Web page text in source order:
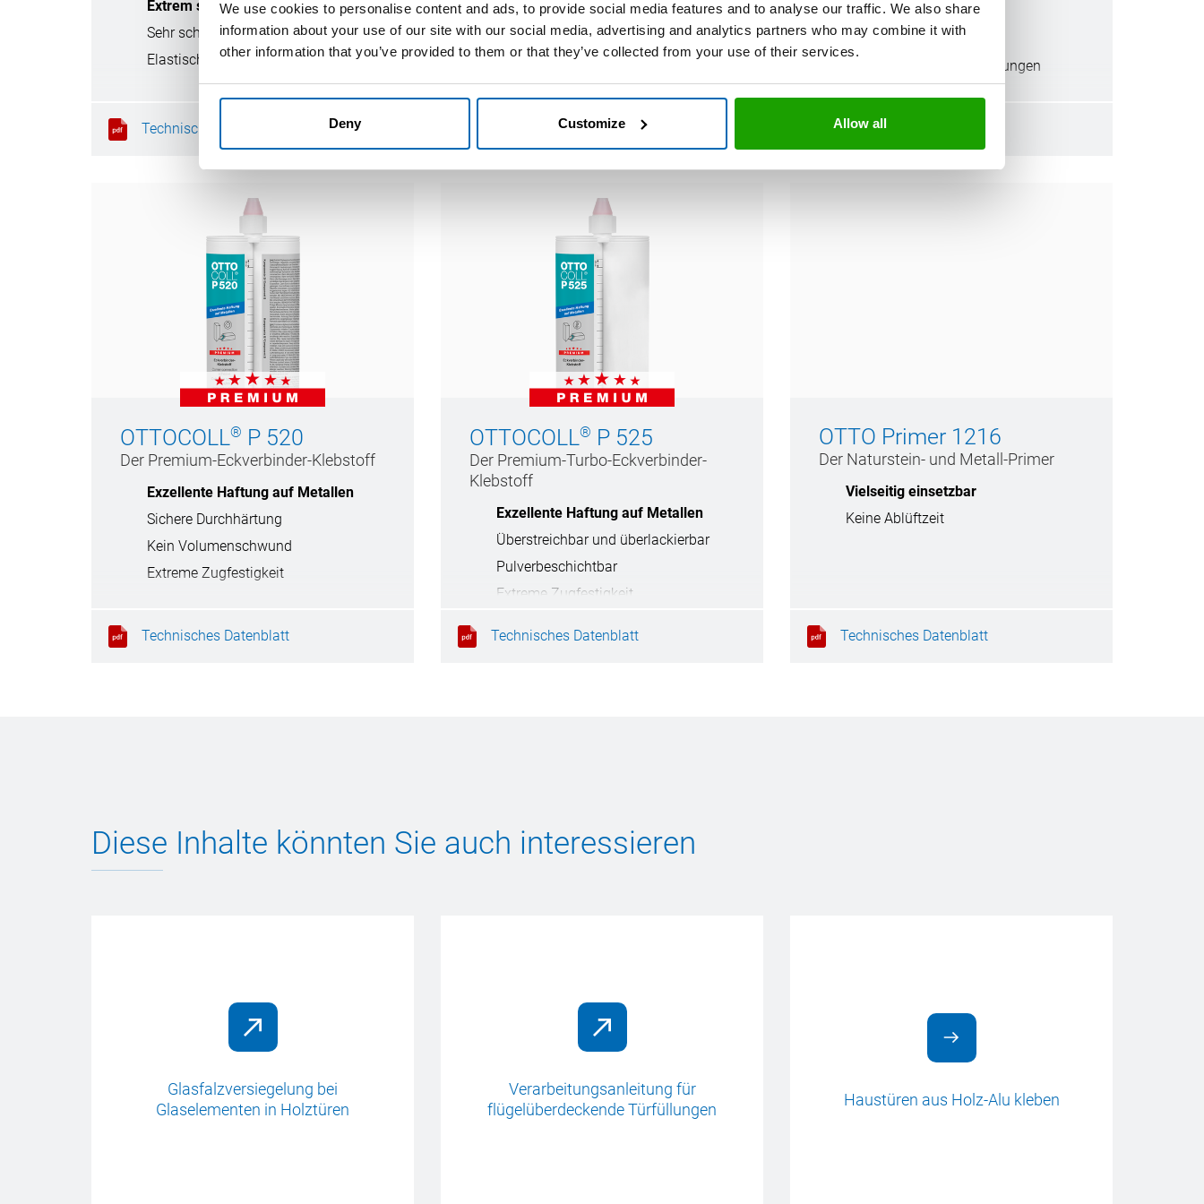
We use cookies to personalise content and ads, to provide social media features and to analyse our traffic. We also share
information about your use of our site with our social media, advertising and analytics partners who may combine it with
other information that you’ve provided to them or that they’ve collected from your use of their services.
Deny Customize Allow all
Extrem schnelle Durchhärtung
Sehr schnelle Weiterverarbeitbarkeit
Elastische Klebungen
Technisches Datenblatt
Hohlraum ausschäumend
Lange Verarbeitungszeit
Technisches Datenblatt
Hohe Endfestigkeit
Feste Klebungen
Optimal für flächige Klebungen
Technisches Datenblatt
OTTOCOLL® P 520
Der Premium-Eckverbinder-Klebstoff
Exzellente Haftung auf Metallen
Sichere Durchhärtung
Kein Volumenschwund
Extreme Zugfestigkeit
Technisches Datenblatt
OTTOCOLL® P 525
Der Premium-Turbo-Eckverbinder-
Klebstoff
Exzellente Haftung auf Metallen
Überstreichbar und überlackierbar
Pulverbeschichtbar
Extreme Zugfestigkeit
Technisches Datenblatt
OTTO Primer 1216
Der Naturstein- und Metall-Primer
Vielseitig einsetzbar
Keine Ablüftzeit
Technisches Datenblatt
Diese Inhalte könnten Sie auch interessieren
Glasfalzversiegelung bei
Glaselementen in Holztüren
Verarbeitungsanleitung für
flügelüberdeckende Türfüllungen
Haustüren aus Holz-Alu kleben